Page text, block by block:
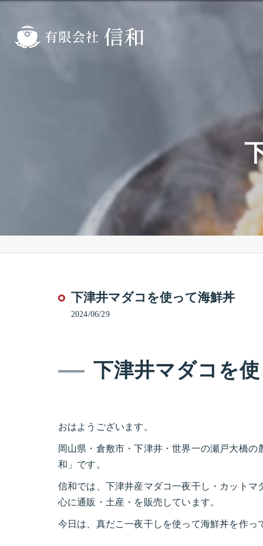
下津井マダコを使って海鮮丼
2024/06/29
下津井マダコを
おはようございます。
岡山県・倉敷市・下津井・世界一の瀬戸大橋
和」です。
信和では、下津井産マダコ一夜干し・カット
心に通販・土産・を販売しています。
今日は、真だこ一夜干しを使って海鮮丼を作っ